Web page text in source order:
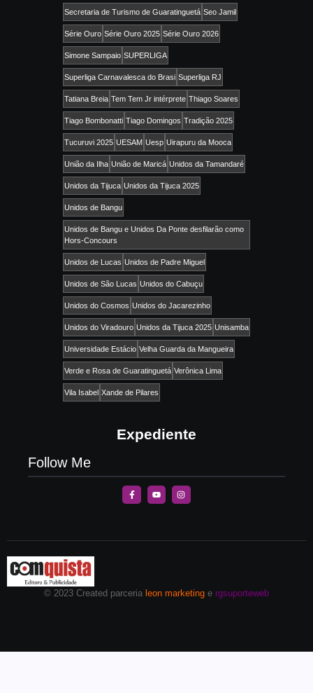
Secretaria de Turismo de Guaratinguetá Seo Jamil
Série Ouro Série Ouro 2025 Série Ouro 2026
Simone Sampaio SUPERLIGA
Superliga Carnavalesca do Brasi Superliga RJ
Tatiana Breia Tem Tem Jr intérprete Thiago Soares
Tiago Bombonatti Tiago Domingos Tradição 2025
Tucuruvi 2025 UESAM Uesp Uirapuru da Mooca
União da Ilha União de Maricá Unidos da Tamandaré
Unidos da Tijuca Unidos da Tijuca 2025
Unidos de Bangu
Unidos de Bangu e Unidos Da Ponte desfilarão como
Hors-Concours
Unidos de Lucas Unidos de Padre Miguel
Unidos de São Lucas Unidos do Cabuçu
Unidos do Cosmos Unidos do Jacarezinho
Unidos do Viradouro Unidos da Tijuca 2025 Unisamba
Universidade Estácio Velha Guarda da Mangueira
Verde e Rosa de Guaratinguetá Verônica Lima
Vila Isabel Xande de Pilares
Expediente
Follow Me
© 2023 Created parceria leon marketing e rgsuporteweb